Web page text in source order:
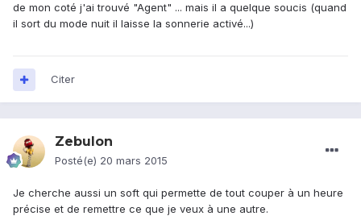
de mon coté j'ai trouvé "Agent" ... mais il a quelque soucis (quand
il sort du mode nuit il laisse la sonnerie activé...)
Citer
Zebulon
Posté(e) 20 mars 2015
Je cherche aussi un soft qui permette de tout couper à un heure
précise et de remettre ce que je veux à une autre.